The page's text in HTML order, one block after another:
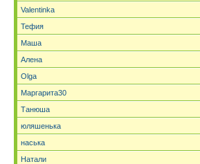
Valentinka
Тефия
Маша
Алена
Olga
Маргарита30
Танюша
юляшенька
наська
Натали